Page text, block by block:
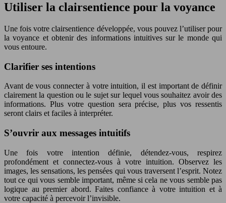
Utiliser la clairsentience pour la voyance
Une fois votre clairsentience développée, vous pouvez l’utiliser pour
la voyance et obtenir des informations intuitives sur le monde qui
vous entoure.
Clarifier ses intentions
Avant de vous connecter à votre intuition, il est important de définir
clairement la question ou le sujet sur lequel vous souhaitez avoir des
informations. Plus votre question sera précise, plus vos ressentis
seront clairs et faciles à interpréter.
S’ouvrir aux messages intuitifs
Une fois votre intention définie, détendez-vous, respirez
profondément et connectez-vous à votre intuition. Observez les
images, les sensations, les pensées qui vous traversent l’esprit. Notez
tout ce qui vous semble important, même si cela ne vous semble pas
logique au premier abord. Faites confiance à votre intuition et à
votre capacité à percevoir l’invisible.